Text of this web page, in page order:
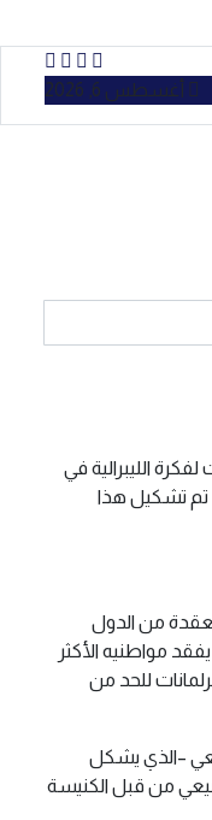
أغسطس 6, 2026
الليبرالية في
تم تشكيل هذا
من الدول
مواطنيه الأكثر
للحد من
–الذي يشكل
من قبل الكنيسة